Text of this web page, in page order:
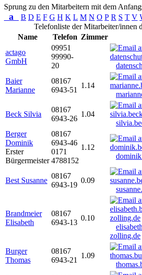
Sprung zu den Mitarbeitern mit dem
a B D E F G H K L M N O P R S T V
Telefonliste der Mitarbeiter/innen
Name
Telefon Zimmer
actago
GmbH
09951
99990-
20
Baier
Marianne
08167
6943-51
1.14
Beck Silvia
08167
6943-26
1.04
Berger
Dominik
Erster
Bürgermeister
08167
6943-46
0171
4788152
1.12
Best Susanne
08167
6943-19
0.09
Brandmeier
Elisabeth
08167
6943-13
0.10
zolling.de
Burger
Thomas
08167
6943-21
1.09